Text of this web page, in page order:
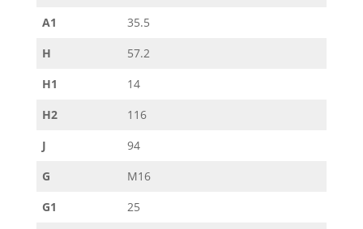
A1
35.5
H
57.2
H1
14
H2
116
J
94
G
M16
G1
25